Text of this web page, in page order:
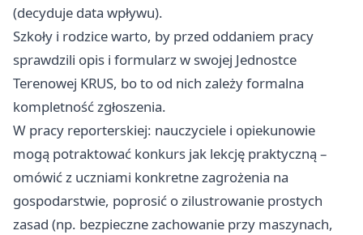
(decyduje data wpływu).
Szkoły i rodzice warto, by przed oddaniem pracy
sprawdzili opis i formularz w swojej Jednostce
Terenowej KRUS, bo to od nich zależy formalna
kompletność zgłoszenia.
W pracy reporterskiej: nauczyciele i opiekunowie
mogą potraktować konkurs jak lekcję praktyczną –
omówić z uczniami konkretne zagrożenia na
gospodarstwie, poprosić o zilustrowanie prostych
zasad (np. bezpieczne zachowanie przy maszynach,